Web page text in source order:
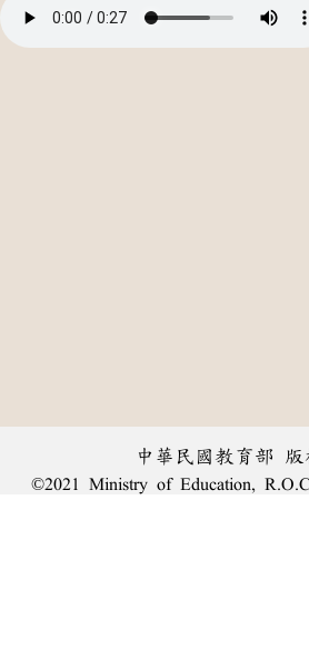
中華民國教育部 版
©2021 Ministry of Education,